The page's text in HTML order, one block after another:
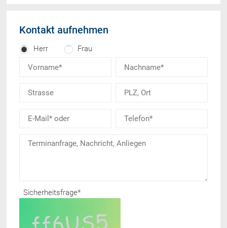
Kontakt aufnehmen
Herr Frau
Sicherheitsfrage*